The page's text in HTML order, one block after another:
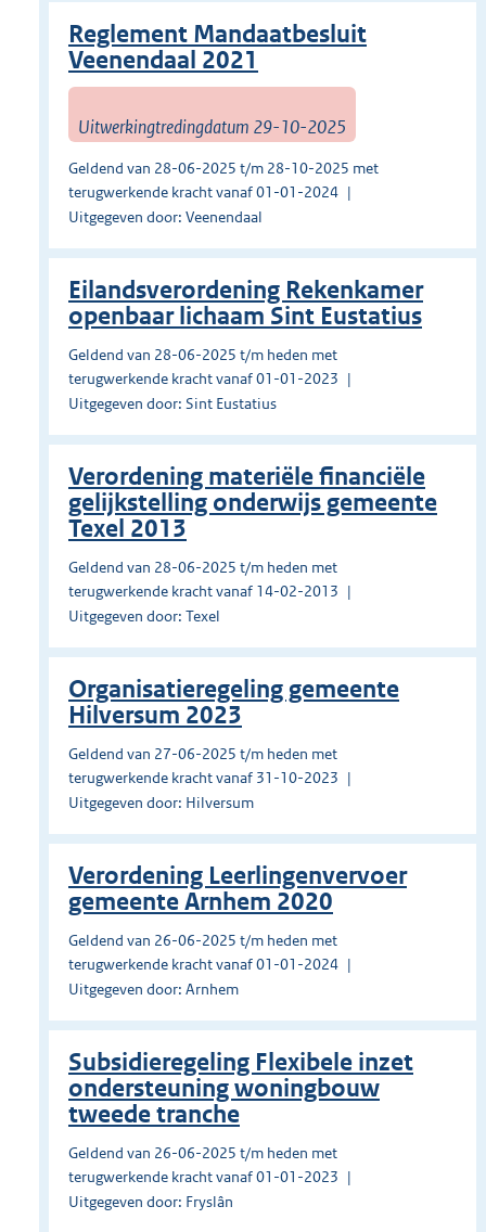
Reglement Mandaatbesluit
Veenendaal 2021
Uitwerkingtredingdatum 29-10-2025
Geldend van 28-06-2025 t/m 28-10-2025 met
terugwerkende kracht vanaf 01-01-2024
Uitgegeven door: Veenendaal
Eilandsverordening Rekenkamer
openbaar lichaam Sint Eustatius
Geldend van 28-06-2025 t/m heden met
terugwerkende kracht vanaf 01-01-2023
Uitgegeven door: Sint Eustatius
Verordening materiële financiële
gelijkstelling onderwijs gemeente
Texel 2013
Geldend van 28-06-2025 t/m heden met
terugwerkende kracht vanaf 14-02-2013
Uitgegeven door: Texel
Organisatieregeling gemeente
Hilversum 2023
Geldend van 27-06-2025 t/m heden met
terugwerkende kracht vanaf 31-10-2023
Uitgegeven door: Hilversum
Verordening Leerlingenvervoer
gemeente Arnhem 2020
Geldend van 26-06-2025 t/m heden met
terugwerkende kracht vanaf 01-01-2024
Uitgegeven door: Arnhem
Subsidieregeling Flexibele inzet
ondersteuning woningbouw
tweede tranche
Geldend van 26-06-2025 t/m heden met
terugwerkende kracht vanaf 01-01-2023
Uitgegeven door: Fryslân